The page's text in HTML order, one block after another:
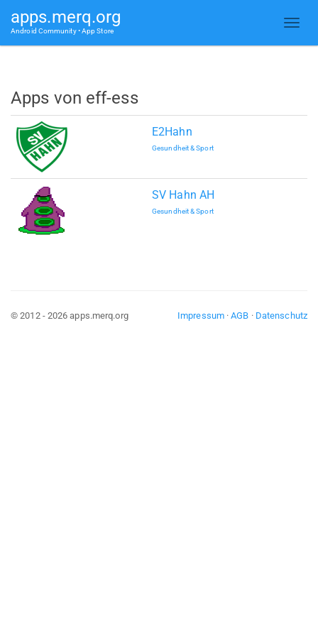
apps.merq.org
Android Community • App Store
Apps von eff-ess
E2Hahn
Gesundheit & Sport
SV Hahn AH
Gesundheit & Sport
Impressum·AGB · Datenschutz
© 2012 - 2026 apps.merq.org